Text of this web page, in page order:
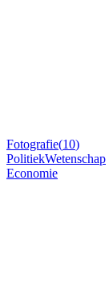
Fotografie(10)
PolitiekWetenschap
Economie